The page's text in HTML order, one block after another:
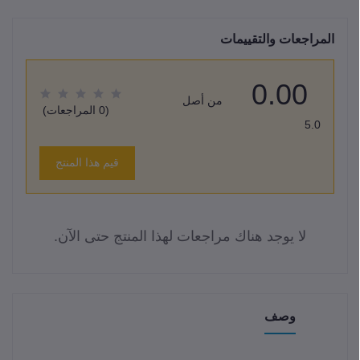
المراجعات والتقييمات
0.00
من أصل
5.0
(0 المراجعات)
قيم هذا المنتج
لا يوجد هناك مراجعات لهذا المنتج حتى الآن.
وصف